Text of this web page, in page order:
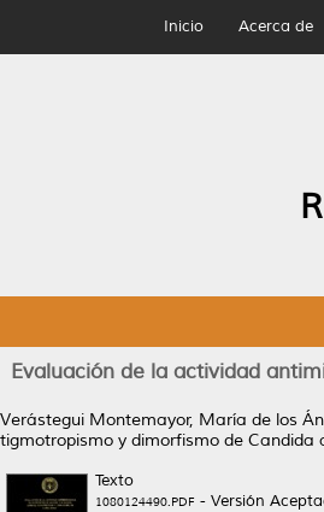
Inicio Acerca de
Evaluación de la actividad
Verástegui Montemayor, María de los
tigmotropismo y dimorfismo de Candida
Texto
1080124490.PDF - Versión